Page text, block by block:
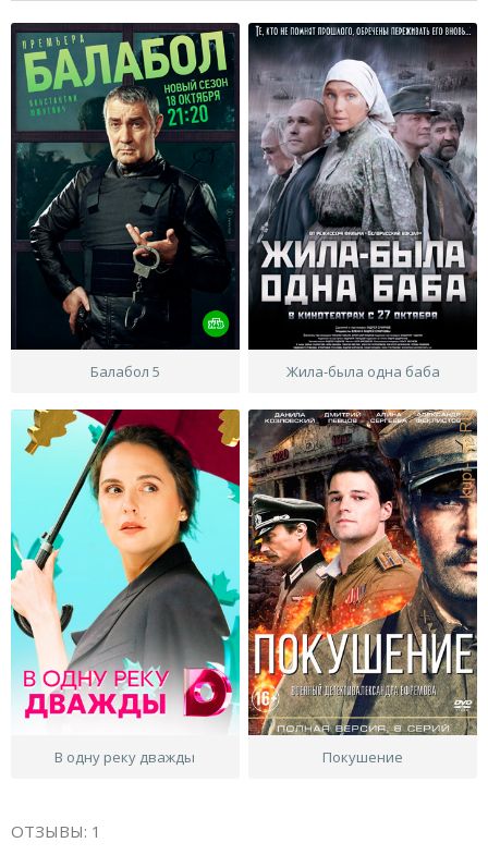
Балабол 5 Жила-была одна баба
В одну реку дважды Покушение
ОТЗЫВЫ: 1